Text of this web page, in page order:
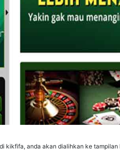
kikfifa, anda akan dialihkan ke